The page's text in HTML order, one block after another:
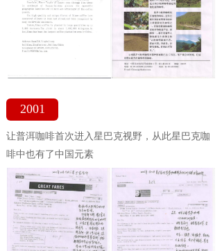
2001
让普洱咖啡首次进入星巴克视野，从此星巴克咖
啡中也有了中国元素